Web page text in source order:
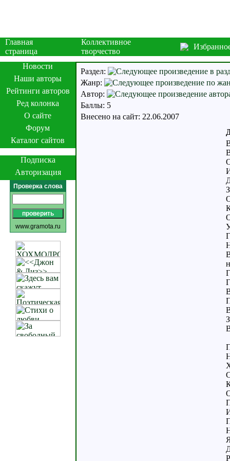
Главная
страница
Коллективное
творчество
Новости
Наши авторы
Рейтинги авторов
Ред колонка
О сайте
Форум
Каталог сайтов
Подписка
Авторизация
Проверка слова
www.gramota.ru
Раздел:
Жанр:
Автор:
Баллы: 5
Внесено на сайт: 22.06.2007